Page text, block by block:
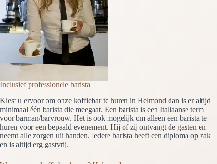
Inclusief professionele barista
Kiest u ervoor om onze koffiebar te huren in Helmond dan is er altijd
minimaal één barista die meegaat. Een barista is een Italiaanse term
voor barman/barvrouw. Het is ook mogelijk om alleen een barista te
huren voor een bepaald evenement. Hij of zij ontvangt de gasten en
neemt alle zorgen uit handen. Iedere barista heeft een diploma op zak
en is altijd erg gastvrij.